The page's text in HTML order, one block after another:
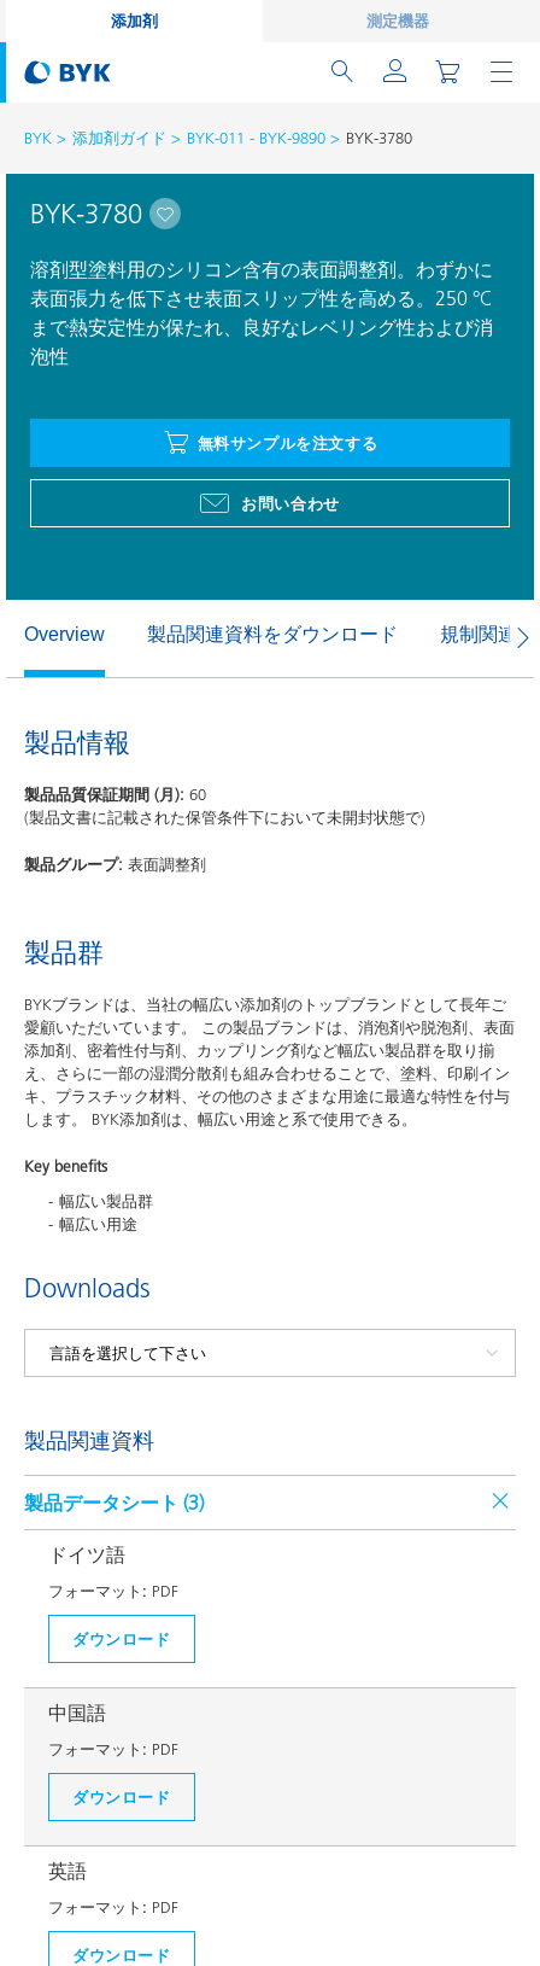
添加剤 測定機器
BYK 添加剤ガイド BYK-011 - BYK-9890 BYK-3780
BYK-3780
溶剤型塗料用のシリコン含有の表面調整剤。わずかに
表面張力を低下させ表面スリップ性を高める。250 °C
まで熱安定性が保たれ、良好なレベリング性および消
泡性
無料サンプルを注文する
お問い合わせ
Overview 製品関連資料をダウンロード 規制関連
製品情報
製品品質保証期間 (月): 60
(製品文書に記載された保管条件下において未開封状態で)
製品グループ: 表面調整剤
製品群
BYKブランドは、当社の幅広い添加剤のトップブランドとして長年ご
愛顧いただいています。 この製品ブランドは、消泡剤や脱泡剤、表面
添加剤、密着性付与剤、カップリング剤など幅広い製品群を取り揃
え、さらに一部の湿潤分散剤も組み合わせることで、塗料、印刷イン
キ、プラスチック材料、その他のさまざまな用途に最適な特性を付与
します。 BYK添加剤は、幅広い用途と系で使用できる。
Key benefits
幅広い製品群
幅広い用途
Downloads
製品関連資料
製品データシート (3)
ドイツ語
フォーマット: PDF
ダウンロード
中国語
フォーマット: PDF
ダウンロード
英語
フォーマット: PDF
ダウンロード